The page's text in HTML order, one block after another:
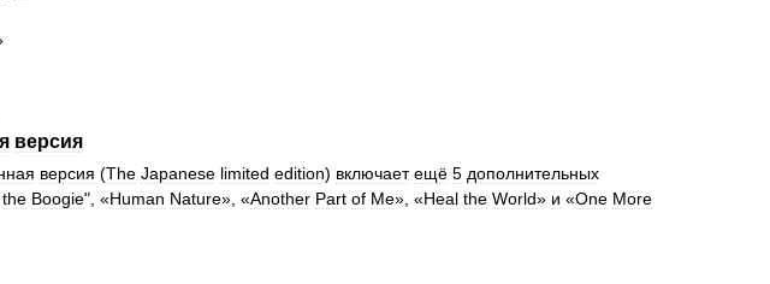
версия
версия (The Japanese limited edition) включает ещё 5 дополнительных
the Boogie", «Human Nature», «Another Part of Me», «Heal the World» и «One More